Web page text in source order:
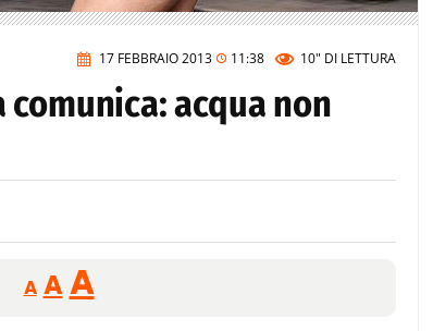
17 FEBBRAIO 2013 11:38 10" DI LETTURA
comunica: acqua non
A
Reducir
tamaño
A Restablecer
tamaño
AAumentar